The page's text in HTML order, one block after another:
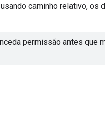
usando caminho relativo, os
permissão antes que